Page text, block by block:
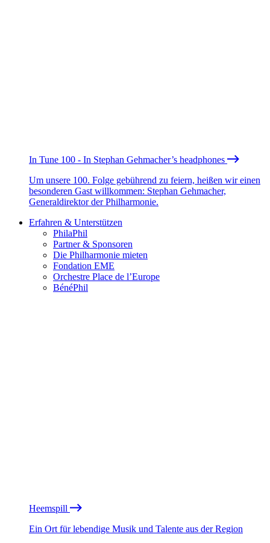
In Tune 100 - In Stephan Gehmacher’s headphones
Um unsere 100. Folge gebührend zu feiern, heißen wir einen
besonderen Gast willkommen: Stephan Gehmacher,
Generaldirektor der Philharmonie.
Erfahren & Unterstützen
PhilaPhil
Partner & Sponsoren
Die Philharmonie mieten
Fondation EME
Orchestre Place de l’Europe
BénéPhil
Heemspill
Ein Ort für lebendige Musik und Talente aus der Region